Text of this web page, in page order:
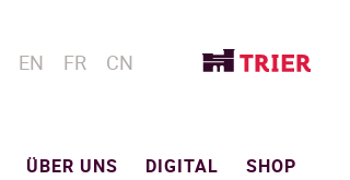
EN FR CN
ÜBER UNS DIGITAL SHOP